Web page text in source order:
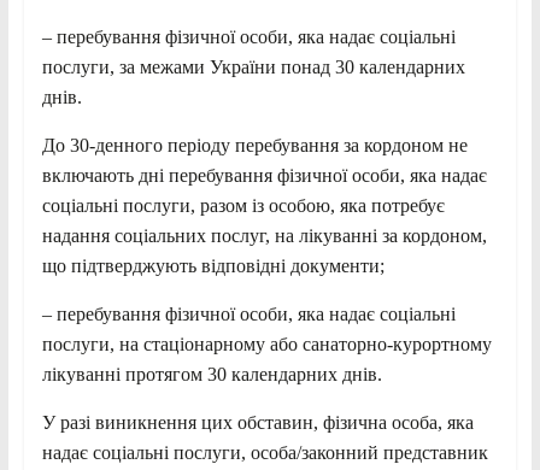
– перебування фізичної особи, яка надає соціальні
послуги, за межами України понад 30 календарних
днів.
До 30-денного періоду перебування за кордоном не
включають дні перебування фізичної особи, яка надає
соціальні послуги, разом із особою, яка потребує
надання соціальних послуг, на лікуванні за кордоном,
що підтверджують відповідні документи;
– перебування фізичної особи, яка надає соціальні
послуги, на стаціонарному або санаторно-курортному
лікуванні протягом 30 календарних днів.
У разі виникнення цих обставин, фізична особа, яка
надає соціальні послуги, особа/законний представник